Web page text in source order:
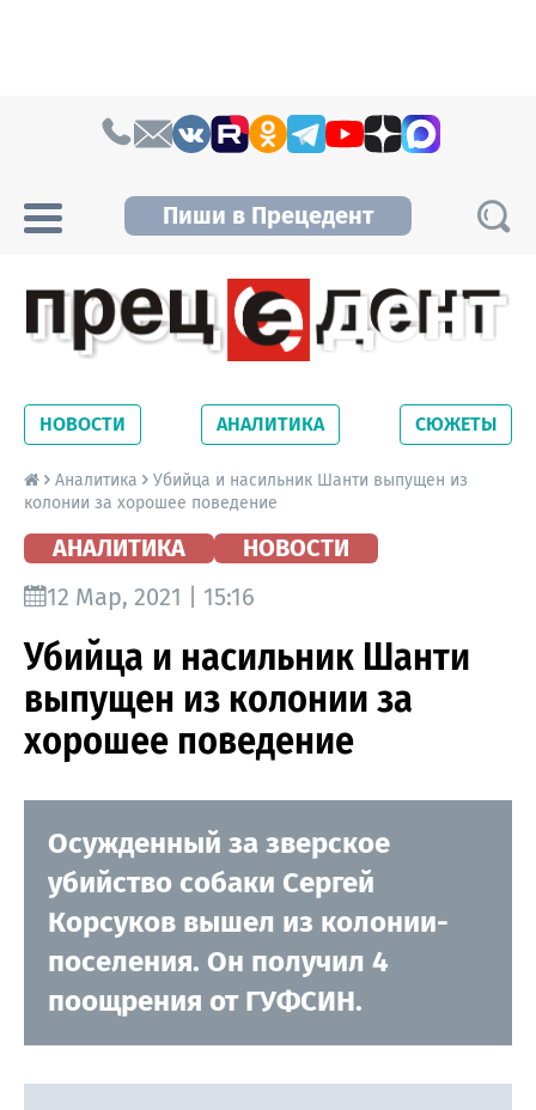
Пиши в Прецедент
Новосибирской области. Читайте свежие
новости на сайте сетевого издания
Precedent.
НОВОСТИ АНАЛИТИКА СЮЖЕТЫ
Аналитика
Убийца и насильник Шанти выпущен из
колонии за хорошее поведение
АНАЛИТИКА
НОВОСТИ
12 Мар, 2021 | 15:16
Убийца и насильник Шанти
выпущен из колонии за
хорошее поведение
Осужденный за зверское
убийство собаки Сергей
Корсуков вышел из колонии-
поселения. Он получил 4
поощрения от ГУФСИН.